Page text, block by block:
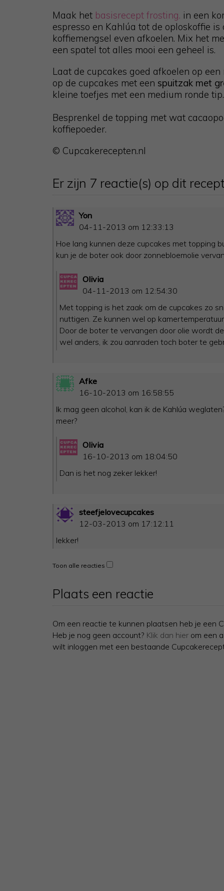
Maak het basisrecept frosting. in een
espresso en Kahlúa tot de oploskoffie is
koffiemengsel even afkoelen. Mix het
een spatel tot alles mooi een geheel is.
Laat de cupcakes goed afkoelen op
op de cupcakes met een spuitzak met
kleine toefjes met een medium ronde tip.
Besprenkel de topping met wat
koffiepoeder.
© Cupcakerecepten.nl
Er zijn 7 reactie(s) op dit
Yon
04-11-2013 om 12:33:13
Hoe lang kunnen deze cupcakes met topping
kun je de boter ook door zonnebloemolie
Olivia
04-11-2013 om 12:54:30
Met topping is het zaak om de cupcakes zo
nuttigen. Ze kunnen wel op
Door de boter te vervangen door olie wordt
wel anders, ik zou aanraden toch boter te
Afke
16-10-2013 om 16:58:55
Ik mag geen alcohol, kan ik de Kahlúa
meer?
Olivia
16-10-2013 om 18:04:50
Dan is het nog zeker lekker!
steefjelovecupcakes
12-03-2013 om 17:12:11
lekker!
Toon alle reacties
Plaats een reactie
Om een reactie te kunnen plaatsen heb je een
Heb je nog geen account? Klik dan hier om een
wilt inloggen met een bestaande